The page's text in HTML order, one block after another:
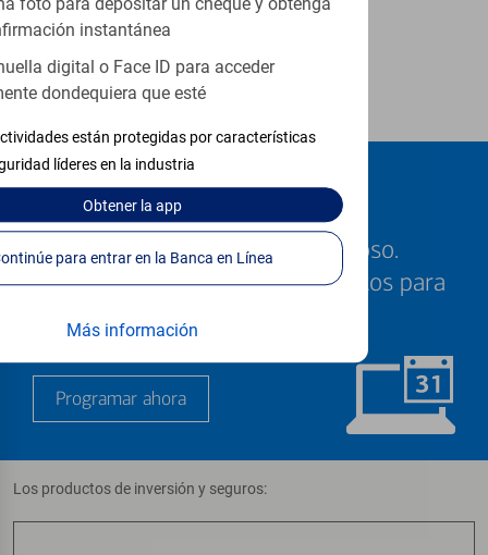
instantánea
digital o Face ID para acceder
dondequiera que esté
están protegidas por características
líderes en la industria
Obtenerla app
Continúe para entrar en la Banca en Línea
Más información
Wilsonville
Wood Village
Programe una cita
Sabemos que su tiempo es valioso.
Nuestros especialistas están listos para
ayudarle cuando quiera.
Programar ahora
Los productos de inversión y seguros: